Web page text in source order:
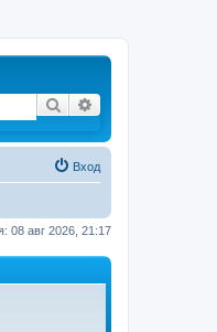
Поиск
Вход
08 авг 2026, 21:17